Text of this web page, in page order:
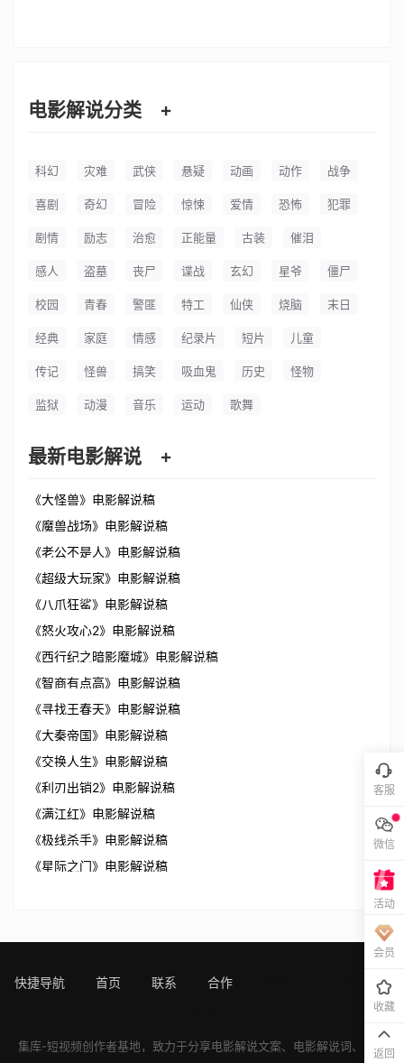
电影解说分类 +
科幻 灾难 武侠 悬疑 动画 动作 战争
喜剧 奇幻 冒险 惊悚 爱情 恐怖 犯罪
剧情 励志 治愈 正能量 古装 催泪
感人 盗墓 丧尸 谍战 玄幻 星爷 僵尸
校园 青春 警匪 特工 仙侠 烧脑 末日
经典 家庭 情感 纪录片 短片 儿童
传记 怪兽 搞笑 吸血鬼 历史 怪物
监狱 动漫 音乐 运动 歌舞
最新电影解说 +
《大怪兽》电影解说稿
《魔兽战场》电影解说稿
《老公不是人》电影解说稿
《超级大玩家》电影解说稿
《八爪狂鲨》电影解说稿
《怒火攻心2》电影解说稿
《西行纪之暗影魔城》电影解说稿
《智商有点高》电影解说稿
《寻找王春天》电影解说稿
《大秦帝国》电影解说稿
《交换人生》电影解说稿
《利刃出销2》电影解说稿
《满江红》电影解说稿
《极线杀手》电影解说稿
《星际之门》电影解说稿
快捷导航 首页 联系 合作
[!---page.sta
集库-短视频创作者基地，致力于分享电影解说文案、 电影解说词、 电影
客服
微信
活动
会员
收藏
返回